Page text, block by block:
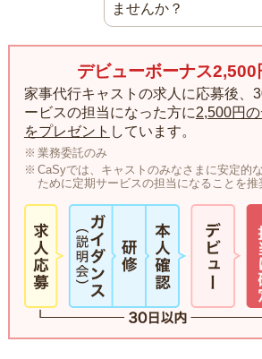
ませんか？
デビューボーナス2,500
家事代行キャストの求人に応募後、
ービスの担当になった方に2,500円
をプレゼント しています。
業務委託のみ
CaSyでは、キャストのみなさまに安定的
ために定期サービスの担当になることを推